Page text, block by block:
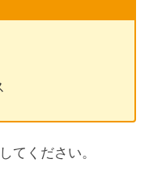
てください。